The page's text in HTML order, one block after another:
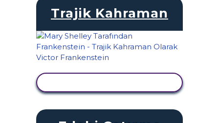
Trajik Kahraman